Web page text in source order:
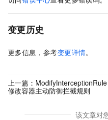
变更历史
更多信息，参考变更详情。
上一篇：
修改容器主动防御拦截规则
该文章对